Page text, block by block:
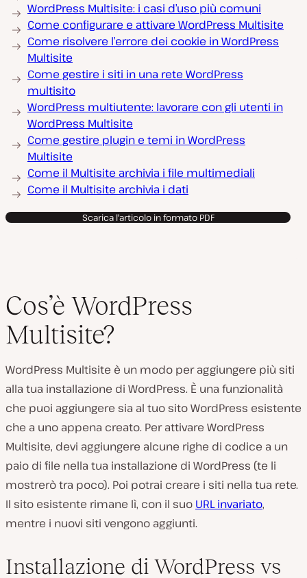
WordPress Multisite: i casi d’uso più comuni
Come configurare e attivare WordPress Multisite
Come risolvere l’errore dei cookie in WordPress
Multisite
Come gestire i siti in una rete WordPress
multisito
WordPress multiutente: lavorare con gli utenti in
WordPress Multisite
Come gestire plugin e temi in WordPress
Multisite
Come il Multisite archivia i file multimediali
Come il Multisite archivia i dati
Scarica l'articolo in formato PDF
Cos’è WordPress
Multisite?
WordPress Multisite è un modo per aggiungere più siti
alla tua installazione di WordPress. È una funzionalità
che puoi aggiungere sia al tuo sito WordPress esistente
che a uno appena creato. Per attivare WordPress
Multisite, devi aggiungere alcune righe di codice a un
paio di file nella tua installazione di WordPress (te li
mostrerò tra poco). Poi potrai creare i siti nella tua rete.
Il sito esistente rimane lì, con il suo URL invariato,
mentre i nuovi siti vengono aggiunti.
Installazione di WordPress vs